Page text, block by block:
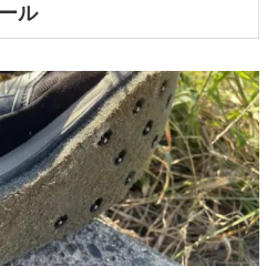
ル